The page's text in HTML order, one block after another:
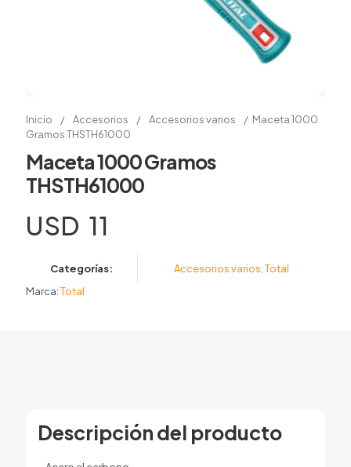
Inicio / Accesorios / Accesorios varios / Maceta 1000
Gramos THSTH61000
Maceta 1000 Gramos
THSTH61000
USD 11
Categorías: Accesorios varios Total
Marca:Total
Descripción del producto